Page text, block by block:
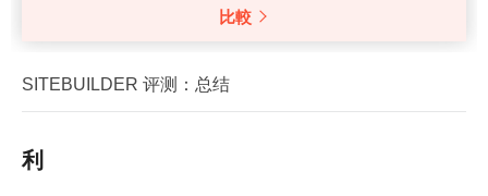
比較
SITEBUILDER 评测：总结
利